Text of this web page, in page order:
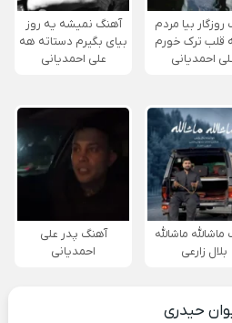
بیا مردم
قلب ترک خورم
احمدیانی
آهنگ نمیشه یه روز
بیای بگیرم دستاته هه
علی احمدیانی
ماشالله
بلال زارعی
آهنگ پدر علی
احمدیانی
حیدری